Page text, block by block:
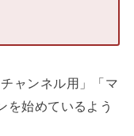
ャンネル用」「マ
を始めているよう